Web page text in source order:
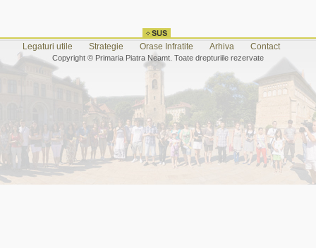
Legaturi utile Strategie Orase Infratite Arhiva Contact
Copyright © Primaria Piatra Neamt. Toate drepturiile rezervate